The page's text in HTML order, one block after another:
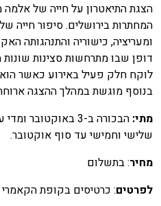
התיאטרון על חייה של אלמה
בירושלים. סיפור חייה
כישוריה והתנהגותה
שבו מתרחשות סצינות שונות
חלק פעיל באירוע כאשר הוא
מוגשת במהלך ההצגה ארוחת
וחמישי עד סוף אוקטובר.
: בתשלום
: כרטיסים בקופת הקאמרי 03-6060960